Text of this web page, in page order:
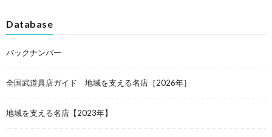
Database
バックナンバー
全国武道具店ガイド 地域を支える名店［2026年］
地域を支える名店【2023年】